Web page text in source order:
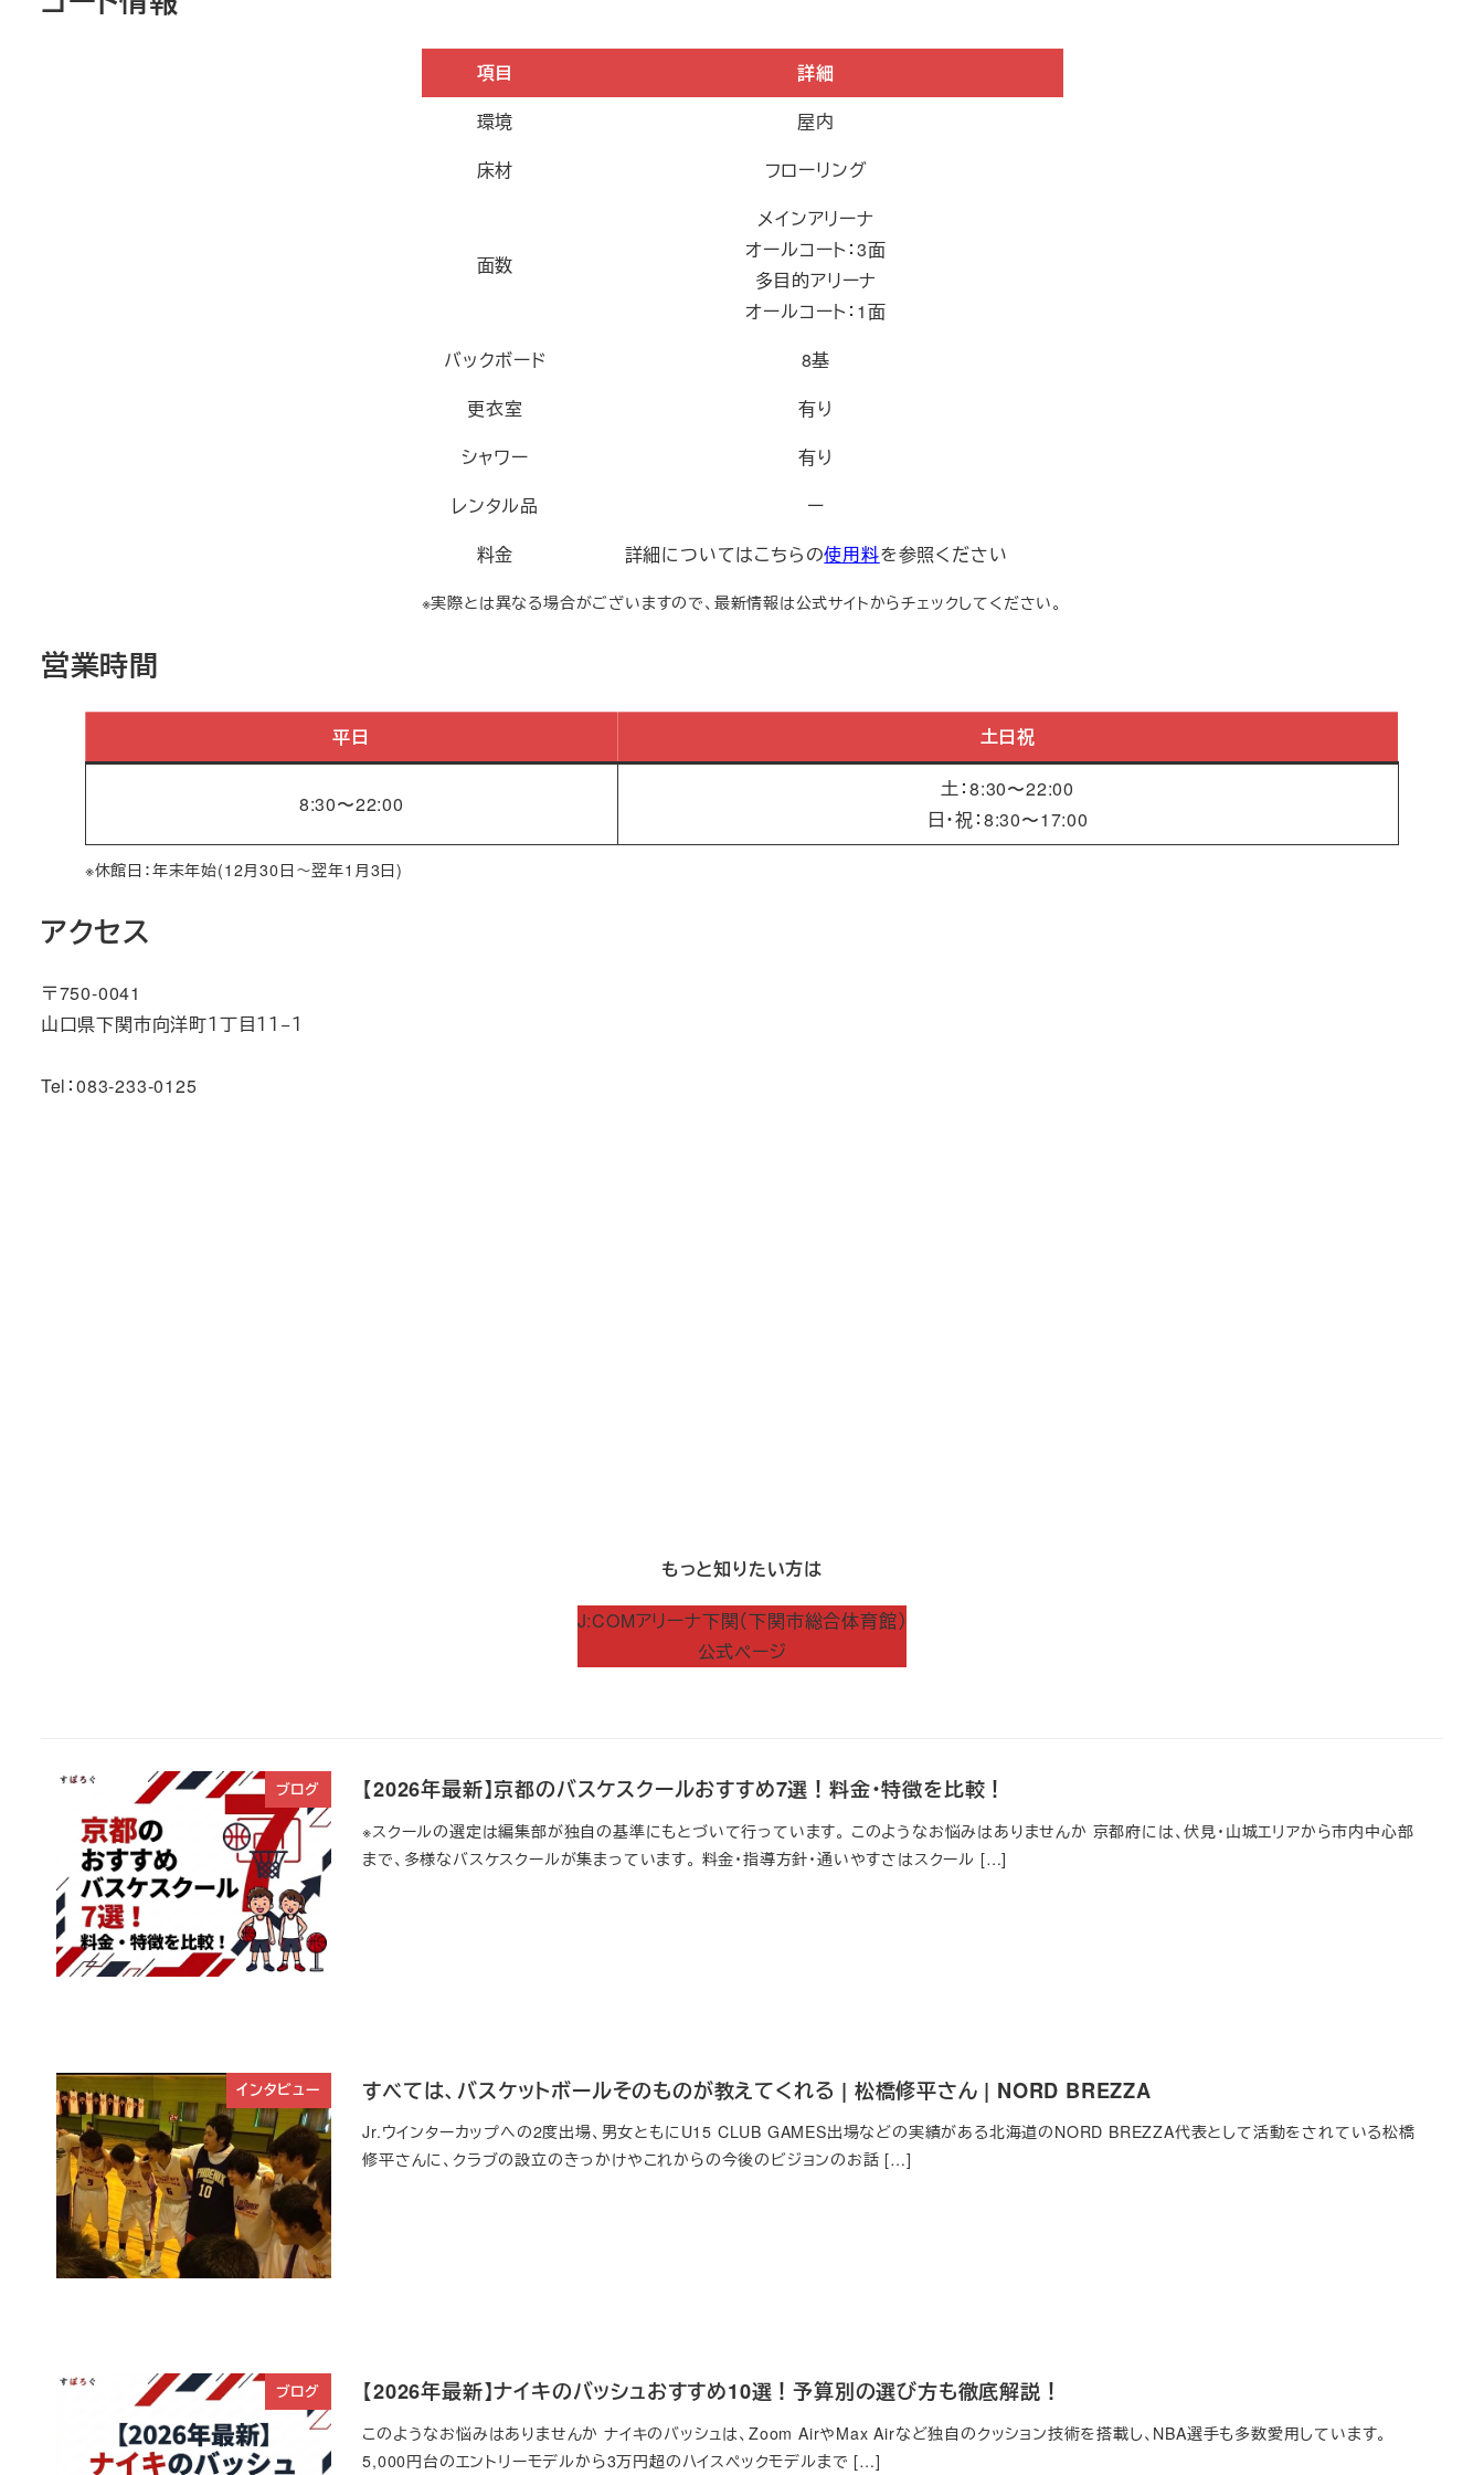
項目
詳細
環境
屋内
床材
フローリング
面数
メインアリーナ
オールコート：3面
多目的アリーナ
オールコート：1面
バックボード
8基
更衣室
有り
シャワー
有り
レンタル品
ー
料金
詳細についてはこちらの使用料を参照ください
※実際とは異なる場合がございますので、最新情報は公式サイトからチェックしてください。
営業時間
平日 土日祝
8:30〜22:00
土：8:30〜22:00
日・祝：8:30〜17:00
※休館日：年末年始(12月30日～翌年1月3日)
アクセス
〒750-0041
山口県下関市向洋町１丁目１１−１
Tel：083-233-0125
もっと知りたい方は
J:COMアリーナ下関（下関市総合体育館）
公式ページ
ブログ 【2026年最新】京都のバスケスクールおすすめ7選！料金・特徴を比較！
※スクールの選定は編集部が独自の基準にもとづいて行っています。 このようなお悩みはありませんか 京都府には、伏見・山城エリアから市内中心部
まで、多様なバスケスクールが集まっています。 料金・指導方針・通いやすさはスクール […]
インタビュー すべては、バスケットボールそのものが教えてくれる | 松橋修平さん | NORD BREZZA
Jr.ウインターカップへの2度出場、男女ともにU15 CLUB GAMES出場などの実績がある北海道のNORD BREZZA代表として活動をされている松橋
修平さんに、クラブの設立のきっかけやこれからの今後のビジョンのお話 […]
ブログ 【2026年最新】ナイキのバッシュおすすめ10選！予算別の選び方も徹底解説！
このようなお悩みはありませんか ナイキのバッシュは、Zoom AirやMax Airなど独自のクッション技術を搭載し、NBA選手も多数愛用しています。
5,000円台のエントリーモデルから3万円超のハイスペックモデルまで […]